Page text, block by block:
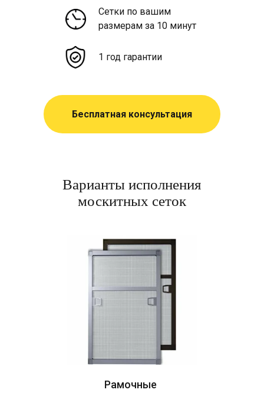
Сетки по вашим
размерам за 10 минут
1 год гарантии
Бесплатная консультация
Варианты исполнения
москитных сеток
Рамочные